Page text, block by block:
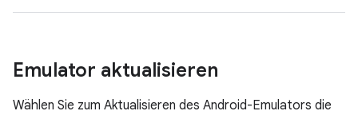
Emulator aktualisieren
Wählen Sie zum Aktualisieren des Android-Emulators die